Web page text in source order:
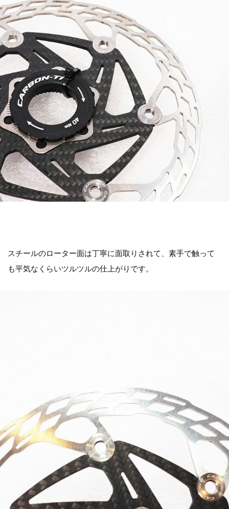
スチールのローター面は丁寧に面取りされて、素手で触って
も平気なくらいツルツルの仕上がりです。